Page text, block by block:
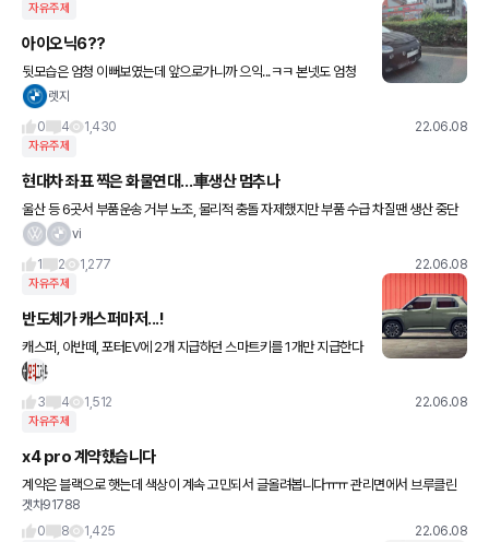
자유주제
아이오닉6??
뒷모습은 엄청 이뻐보였는데 앞으로가니까 으익...ㅋㅋ 본넷도 엄청
짧네요렛지
0
4 1,430 22.06.08
자유주제
현대차 좌표 찍은 화물연대…車생산 멈추나
울산 등 6곳서 부품운송 거부 노조, 물리적 충돌 자제했지만 부품 수급 차질땐 생산 중단
소비자들 출고지연 피해 클듯 ◆ 화물연대 총파업 ◆ 민주노총 공공운수노조 화물연대본
vi
1
2 1,277 22.06.08
자유주제
반도체가 캐스퍼마저...!
캐스퍼, 아반떼, 포터EV에 2개 지급하던 스마트키를 1개만 지급한다
네요 그래도 나중에 준다니 다행입니다 ㅠㅠ
3 4 1,512 22.06.08
자유주제
x4 pro 계약했습니다
계약은 블랙으로 햇는데 색상이 계속 고민되서 글올려봅니다ㅠㅠ 관리면에서 브루클린
그레이? 좋을거 같긴한데 오너님들의 조언 부탁드립니다ㅠ
겟차91788
0
8 1,425 22.06.08